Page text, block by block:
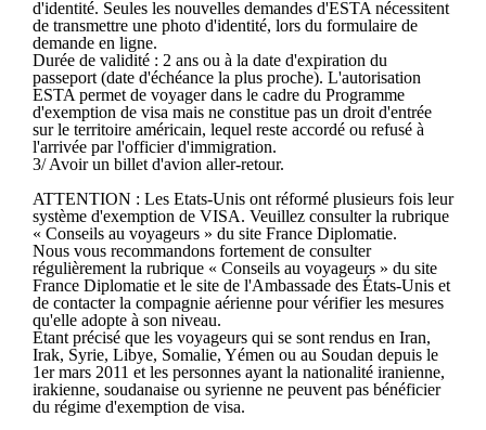
d'identité. Seules les nouvelles demandes d'ESTA nécessitent
de transmettre une photo d'identité, lors du formulaire de
demande en ligne.
Durée de validité : 2 ans ou à la date d'expiration du
passeport (date d'échéance la plus proche). L'autorisation
ESTA permet de voyager dans le cadre du Programme
d'exemption de visa mais ne constitue pas un droit d'entrée
sur le territoire américain, lequel reste accordé ou refusé à
l'arrivée par l'officier d'immigration.
3/ Avoir un billet d'avion aller-retour.
ATTENTION : Les Etats-Unis ont réformé plusieurs fois leur
système d'exemption de VISA. Veuillez consulter la rubrique
« Conseils au voyageurs » du site France Diplomatie.
Nous vous recommandons fortement de consulter
régulièrement la rubrique « Conseils au voyageurs » du site
France Diplomatie et le site de l'Ambassade des États-Unis et
de contacter la compagnie aérienne pour vérifier les mesures
qu'elle adopte à son niveau.
Etant précisé que les voyageurs qui se sont rendus en Iran,
Irak, Syrie, Libye, Somalie, Yémen ou au Soudan depuis le
1er mars 2011 et les personnes ayant la nationalité iranienne,
irakienne, soudanaise ou syrienne ne peuvent pas bénéficier
du régime d'exemption de visa.